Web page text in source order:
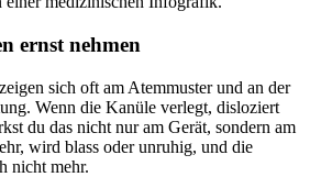
ernst nehmen
sich oft am Atemmuster und an der
Wenn die Kanüle verlegt, disloziert
du das nicht nur am Gerät, sondern am
wird blass oder unruhig, und die
nicht mehr.